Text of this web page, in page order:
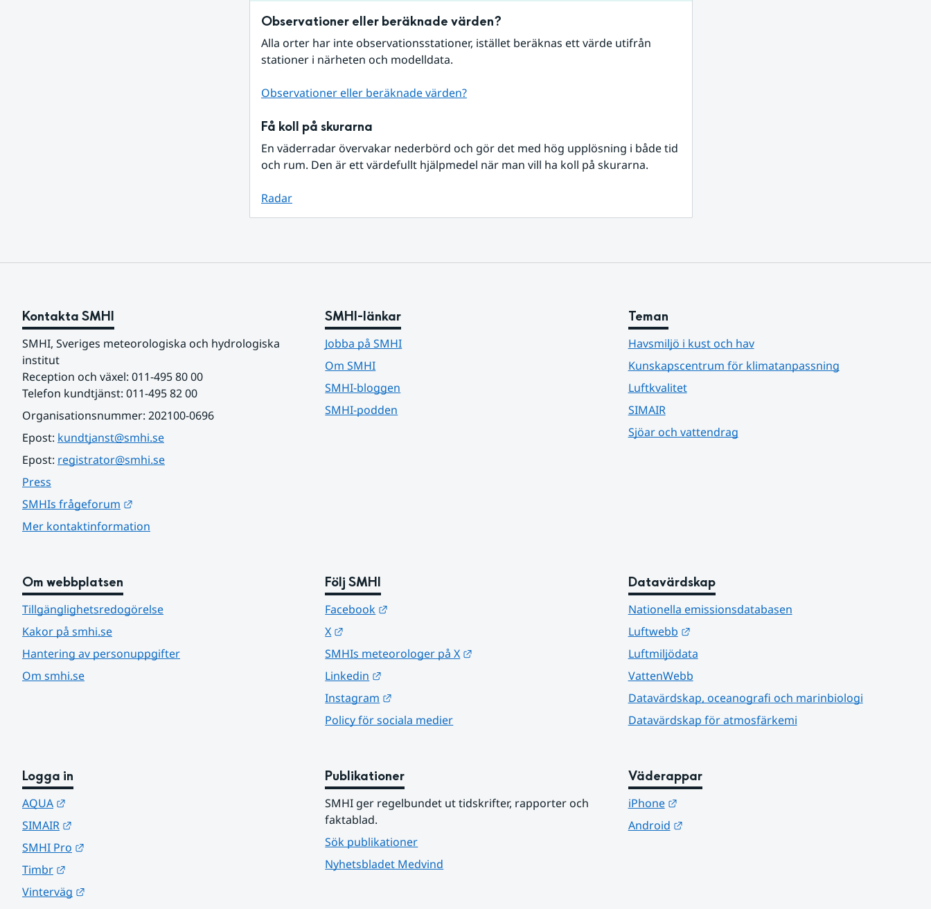
Observationer eller beräknade värden?
Alla orter har inte observationsstationer, istället beräknas ett värde utifrån
stationer i närheten och modelldata.
Observationer eller beräknade värden?
Få koll på skurarna
En väderradar övervakar nederbörd och gör det med hög upplösning i både tid
och rum. Den är ett värdefullt hjälpmedel när man vill ha koll på skurarna.
Radar
Kontakta SMHI
SMHI, Sveriges meteorologiska och hydrologiska
institut
Reception och växel: 011-495 80 00
Telefon kundtjänst: 011-495 82 00
Organisationsnummer: 202100-0696
Epost: kundtjanst@smhi.se
Epost: registrator@smhi.se
Press
SMHIs frågeforum
Mer kontaktinformation
SMHI-länkar
Jobba på SMHI
Om SMHI
SMHI-bloggen
SMHI-podden
Teman
Havsmiljö i kust och hav
Kunskapscentrum för klimatanpassning
Luftkvalitet
SIMAIR
Sjöar och vattendrag
Om webbplatsen
Tillgänglighetsredogörelse
Kakor på smhi.se
Hantering av personuppgifter
Om smhi.se
Följ SMHI
Facebook
X
SMHIs meteorologer på X
Linkedin
Instagram
Policy för sociala medier
Datavärdskap
Nationella emissionsdatabasen
Luftwebb
Länk till annan webbplats.
Luftmiljödata
VattenWebb
Datavärdskap, oceanografi och marinbiologi
Datavärdskap för atmosfärkemi
Logga in
AQUA
SIMAIR
SMHI Pro
Timbr
Vinterväg
Publikationer
SMHI ger regelbundet ut tidskrifter, rapporter och
faktablad.
Sök publikationer
Nyhetsbladet Medvind
Väderappar
iPhone
Länk till annan webbplats.
Android
Länk till annan webbplats.